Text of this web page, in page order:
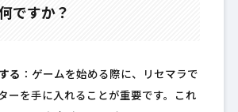
ですか？
る ：ゲームを始める際に、リセマラで
ーを手に入れることが重要です。これ